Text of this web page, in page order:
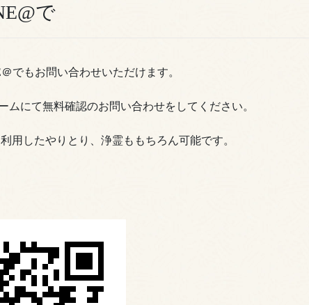
で
でもお問い合わせいただけます。
ムにて無料確認のお問い合わせをしてください。
用したやりとり、浄霊ももちろん可能です。